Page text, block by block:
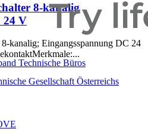
Technische Büros
Gesellschaft Österreichs
8-kanalig
24 V
kanalig; Eingangsspannung DC 24